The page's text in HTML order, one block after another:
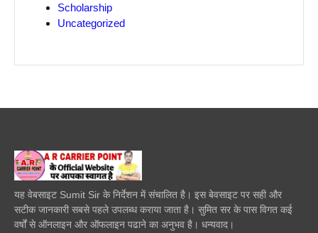
Scholarship
Uncategorized
यह वेबसाइट Sumit Sir के निर्देशन में संचालित है। इस बेवसाइट पर सही और
सटीक जानकारी सबसे पहले उपलब्ध कराया जाता है। सुमित सर के पास विगत कई
वर्षों से ऑनलाइन और ऑफलाइन पढाने का अनुभव है। धन्यवाद।